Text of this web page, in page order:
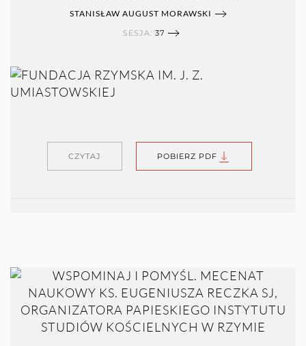
STANISŁAW AUGUST MORAWSKI
SESJA: 37
CZYTAJ POBIERZ PDF